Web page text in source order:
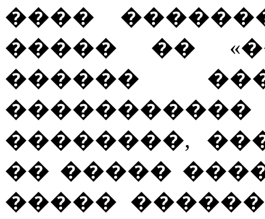
����
����� ��
������
��������,
�� �����
�����